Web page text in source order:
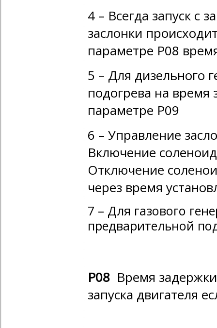
4 – Всегда запуск с
заслонки
параметре Р08
5 – Для дизельного
подогрева на
параметре Р09
6 – Управление
Включение
Отключение
через время
7 – Для газового
предварительной
Р08 Время
запуска двигателя